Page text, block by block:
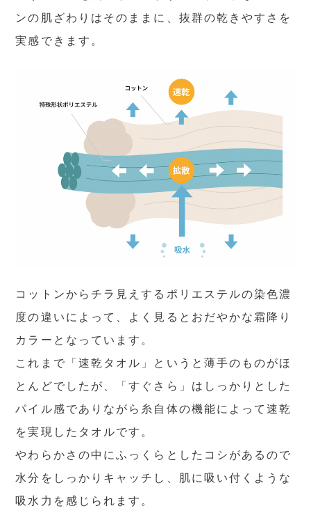
ンの肌ざわりはそのままに、抜群の乾きやすさを
実感できます。
コットンからチラ見えするポリエステルの染色濃
度の違いによって、よく見るとおだやかな霜降り
カラーとなっています。
これまで「速乾タオル」というと薄手のものがほ
とんどでしたが、「すぐさら」はしっかりとした
パイル感でありながら糸自体の機能によって速乾
を実現したタオルです。
やわらかさの中にふっくらとしたコシがあるので
水分をしっかりキャッチし、肌に吸い付くような
吸水力を感じられます。